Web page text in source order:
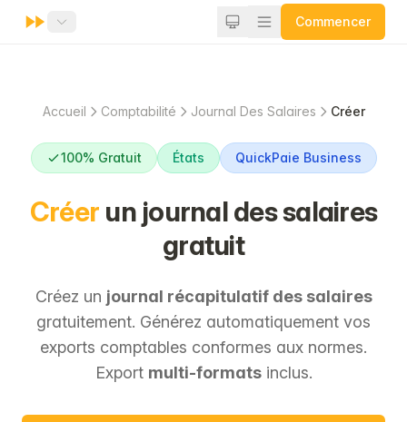
Commencer
Accueil Comptabilité Journal Des Salaires Créer
100% Gratuit États QuickPaie Business
Créer un journal des salaires
gratuit
Créez un journal récapitulatif des salaires
gratuitement. Générez automatiquement vos
exports comptables conformes aux normes.
Export multi-formatsinclus.